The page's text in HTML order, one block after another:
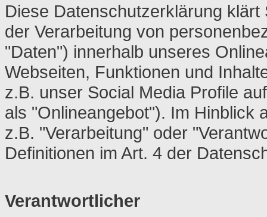
Diese Datenschutzerklärung
der Verarbeitung von
"Daten") innerhalb unseres
Webseiten, Funktionen und
z.B. unser Social Media Profile
als "Onlineangebot"). Im Hinblick
z.B. "Verarbeitung" oder
Definitionen im Art. 4 der
Verantwortlicher